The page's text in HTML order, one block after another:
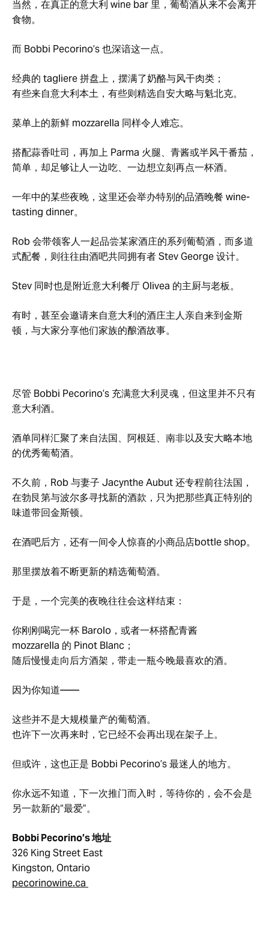
当然，在真正的意大利 wine bar 里，葡萄酒从来不会离开
食物。
而 Bobbi Pecorino’s 也深谙这一点。
经典的 tagliere 拼盘上，摆满了奶酪与风干肉类；
有些来自意大利本土，有些则精选自安大略与魁北克。
菜单上的新鲜 mozzarella 同样令人难忘。
搭配蒜香吐司，再加上 Parma 火腿、青酱或半风干番茄，
简单，却足够让人一边吃、一边想立刻再点一杯酒。
一年中的某些夜晚，这里还会举办特别的品酒晚餐 wine-
tasting dinner。
Rob 会带领客人一起品尝某家酒庄的系列葡萄酒，而多道
式配餐，则往往由酒吧共同拥有者 Stev George 设计。
Stev 同时也是附近意大利餐厅 Olivea 的主厨与老板。
有时，甚至会邀请来自意大利的酒庄主人亲自来到金斯
顿，与大家分享他们家族的酿酒故事。
尽管 Bobbi Pecorino’s 充满意大利灵魂，但这里并不只有
意大利酒。
酒单同样汇聚了来自法国、阿根廷、南非以及安大略本地
的优秀葡萄酒。
不久前，Rob 与妻子 Jacynthe Aubut 还专程前往法国，
在勃艮第与波尔多寻找新的酒款，只为把那些真正特别的
味道带回金斯顿。
在酒吧后方，还有一间令人惊喜的小商品店bottle shop。
那里摆放着不断更新的精选葡萄酒。
于是，一个完美的夜晚往往会这样结束：
你刚刚喝完一杯 Barolo，或者一杯搭配青酱
mozzarella 的 Pinot Blanc；
随后慢慢走向后方酒架，带走一瓶今晚最喜欢的酒。
因为你知道——
这些并不是大规模量产的葡萄酒。
也许下一次再来时，它已经不会再出现在架子上。
但或许，这也正是 Bobbi Pecorino’s 最迷人的地方。
你永远不知道，下一次推门而入时，等待你的，会不会是
另一款新的“最爱”。
Bobbi Pecorino’s 地址
326 King Street East
Kingston, Ontario
pecorinowine.ca